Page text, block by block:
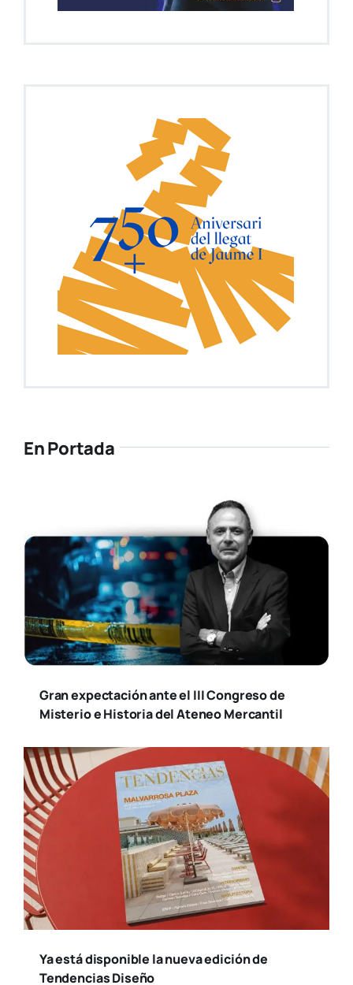
En Portada
Gran expectación ante el III Congreso de
Misterio e Historia del Ateneo Mercantil
Ya está disponible la nueva edición de
Tendencias Diseño